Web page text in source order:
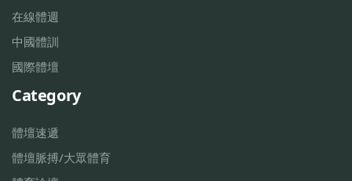
在線體週
中國體訓
國際體壇
Category
體壇速遞
體壇脈搏/大眾體育